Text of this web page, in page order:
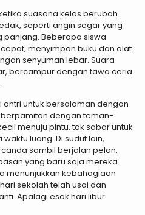
suasana kelas berubah.
seperti angin segar yang
Beberapa siswa
menyimpan buku dan alat
senyuman lebar. Suara
bercampur dengan tawa ceria
untuk bersalaman dengan
dengan teman-
menuju pintu, tak sabar untuk
luang. Di sudut lain,
sambil berjalan pelan,
yang baru saja mereka
menunjukkan kebahagiaan
sekolah telah usai dan
Apalagi esok hari libur